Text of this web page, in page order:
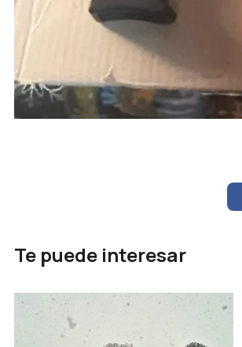
Te puede interesar